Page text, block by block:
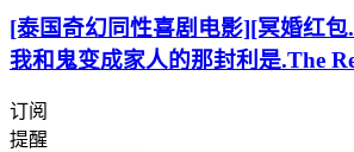
[泰国奇幻同性喜剧电影][冥婚红
我和鬼变成家人的那封利是.The
订阅
提醒